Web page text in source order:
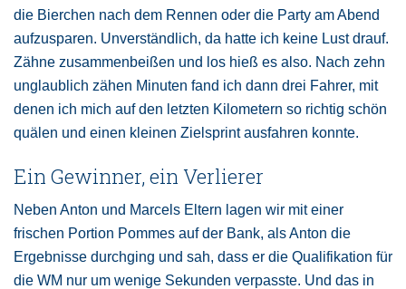
die Bierchen nach dem Rennen oder die Party am Abend
aufzusparen. Unverständlich, da hatte ich keine Lust drauf.
Zähne zusammenbeißen und los hieß es also. Nach zehn
unglaublich zähen Minuten fand ich dann drei Fahrer, mit
denen ich mich auf den letzten Kilometern so richtig schön
quälen und einen kleinen Zielsprint ausfahren konnte.
Ein Gewinner, ein Verlierer
Neben Anton und Marcels Eltern lagen wir mit einer
frischen Portion Pommes auf der Bank, als Anton die
Ergebnisse durchging und sah, dass er die Qualifikation für
die WM nur um wenige Sekunden verpasste. Und das in